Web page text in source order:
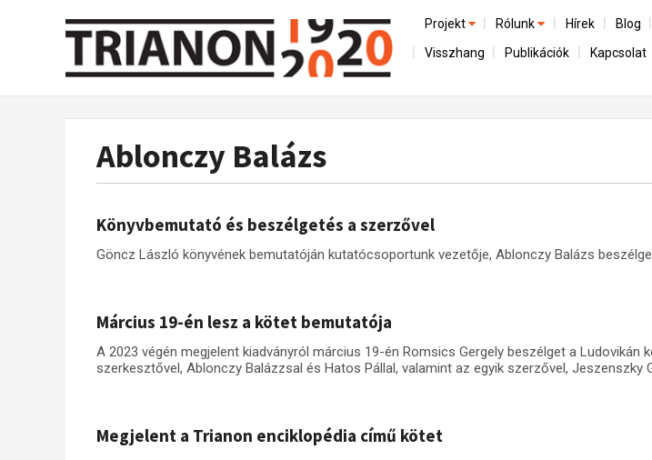
Projekt
Előzmények
Az összeomlás és a magyar
Utókor és emlékezet
Rólunk
A kutatócsoport
Hírek Blog
Visszhang Publikációk Kapcsolat
Ablonczy Balázs
Könyvbemutató és beszélgetés a szerzővel
Göncz László könyvének bemutatóján kutatócsoportunk vezetője, Ablonczy Balázs
Március 19-én lesz a kötet bemutatója
A 2023 végén megjelent kiadványról március 19-én Romsics Gergely beszélget a Ludovikán
szerkesztővel, Ablonczy Balázzsal és Hatos Pállal, valamint az egyik szerzővel, Jeszenszky
Megjelent a Trianon enciklopédia című kötet